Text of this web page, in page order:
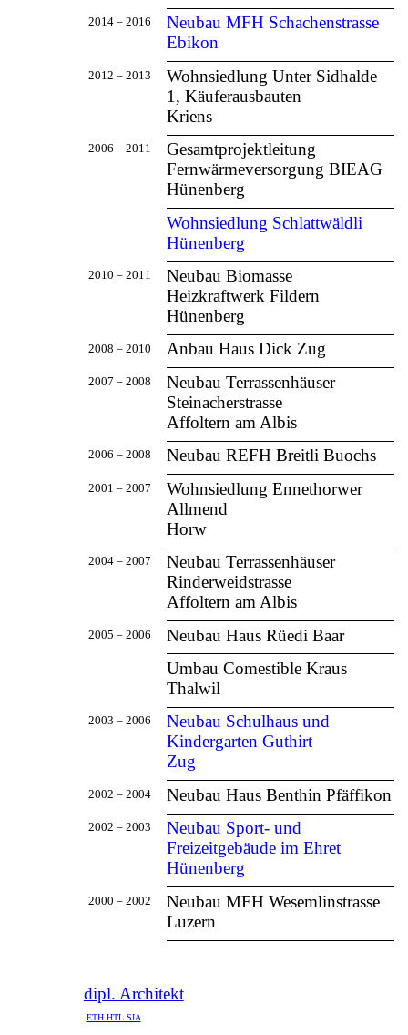
2014 – 2016
Neubau MFH Schachenstrasse
Ebikon
2012 – 2013
Wohnsiedlung Unter Sidhalde
1, Käuferausbauten
Kriens
2006 – 2011
Gesamtprojektleitung
Fernwärmeversorgung BIEAG
Hünenberg
Wohnsiedlung Schlattwäldli
Hünenberg
2010 – 2011
Neubau Biomasse
Heizkraftwerk Fildern
Hünenberg
2008 – 2010 Anbau Haus Dick Zug
2007 – 2008
Neubau Terrassenhäuser
Steinacherstrasse
Affoltern am Albis
2006 – 2008 Neubau REFH Breitli Buochs
2001 – 2007
Wohnsiedlung Ennethorwer
Allmend
Horw
2004 – 2007
Neubau Terrassenhäuser
Rinderweidstrasse
Affoltern am Albis
2005 – 2006 Neubau Haus Rüedi Baar
Umbau Comestible Kraus
Thalwil
2003 – 2006
Neubau Schulhaus und
Kindergarten Guthirt
Zug
2002 – 2004 Neubau Haus Benthin Pfäffikon
2002 – 2003
Neubau Sport- und
Freizeitgebäude im Ehret
Hünenberg
2000 – 2002
Neubau MFH Wesemlinstrasse
Luzern
dipl. Architekt
ETH HTL SIA